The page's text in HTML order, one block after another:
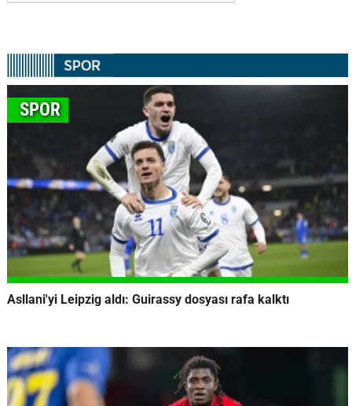
SPOR
Asllani'yi Leipzig aldı: Guirassy dosyası rafa kalktı